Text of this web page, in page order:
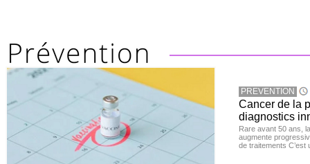
PREVENTION
Cancer de la
diagnostics
Rare avant 50 ans,
augmente
de traitements